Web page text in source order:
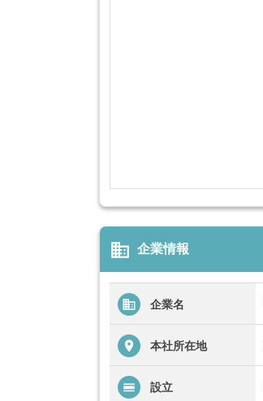
business 企業情報
企業名
本社所在地
設立